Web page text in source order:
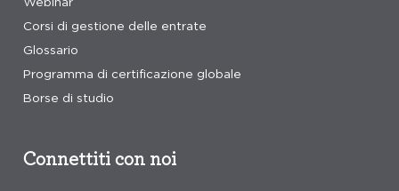
Corsi di gestione delle entrate
Glossario
Programma di certificazione globale
Borse di studio
Connettiti con noi